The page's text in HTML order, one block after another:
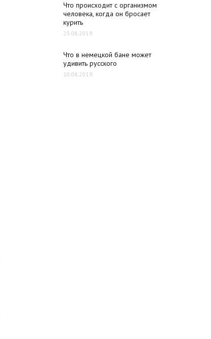
Что происходит с организмом
человека, когда он бросает
курить
25.08.2019
Что в немецкой бане может
удивить русского
10.08.2019